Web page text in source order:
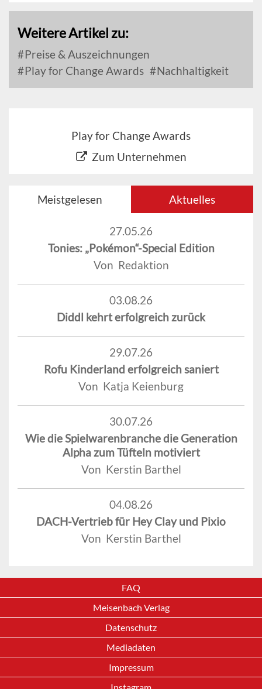
Weitere Artikel zu:
Preise & Auszeichnungen
Play for Change Awards
Nachhaltigkeit
Play for Change Awards
Zum Unternehmen
Meistgelesen Aktuelles
27.05.26
Tonies: „Pokémon“-Special Edition
Von Redaktion
03.08.26
Diddl kehrt erfolgreich zurück
29.07.26
Rofu Kinderland erfolgreich saniert
Von Katja Keienburg
30.07.26
Wie die Spielwarenbranche die Generation
Alpha zum Tüfteln motiviert
Von Kerstin Barthel
04.08.26
DACH-Vertrieb für Hey Clay und Pixio
Von Kerstin Barthel
FAQ
Meisenbach Verlag
Datenschutz
Mediadaten
Impressum